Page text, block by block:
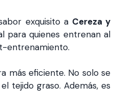
exquisito a Cereza y
para quienes entrenan al
entrenamiento.
más eficiente. No solo se
tejido graso. Además, es